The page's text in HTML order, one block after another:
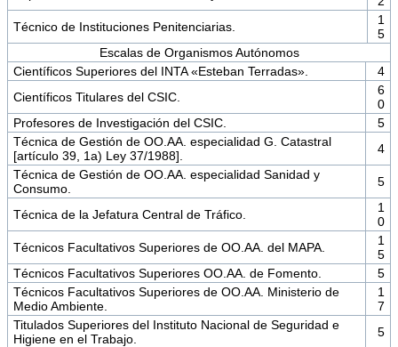
Técnico de Instituciones Penitenciarias.
1
5
Escalas de Organismos Autónomos
Científicos Superiores del INTA «Esteban Terradas».
4
Científicos Titulares del CSIC.
6
0
Profesores de Investigación del CSIC.
5
Técnica de Gestión de OO.AA. especialidad G. Catastral
[artículo 39, 1a) Ley 37/1988].
4
Técnica de Gestión de OO.AA. especialidad Sanidad y
Consumo.
5
Técnica de la Jefatura Central de Tráfico.
1
0
Técnicos Facultativos Superiores de OO.AA. del MAPA.
1
5
Técnicos Facultativos Superiores OO.AA. de Fomento.
5
Técnicos Facultativos Superiores de OO.AA. Ministerio de
Medio Ambiente.
1
7
Titulados Superiores del Instituto Nacional de Seguridad e
Higiene en el Trabajo.
5